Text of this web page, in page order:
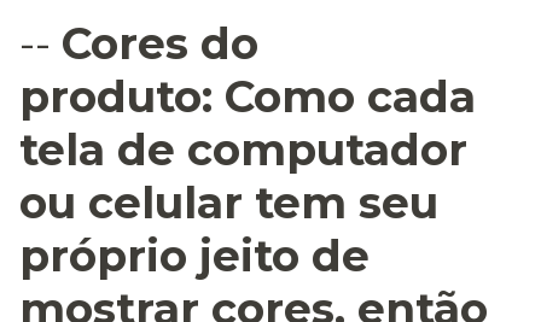
-- Cores do
produto: Como cada
tela de computador
ou celular tem seu
próprio jeito de
mostrar cores, então